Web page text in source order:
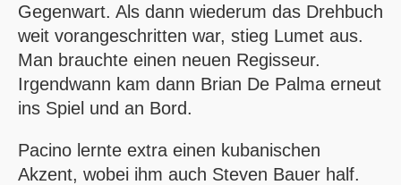
Gegenwart. Als dann wiederum das Drehbuch
weit vorangeschritten war, stieg Lumet aus.
Man brauchte einen neuen Regisseur.
Irgendwann kam dann Brian De Palma erneut
ins Spiel und an Bord.
Pacino lernte extra einen kubanischen
Akzent, wobei ihm auch Steven Bauer half.